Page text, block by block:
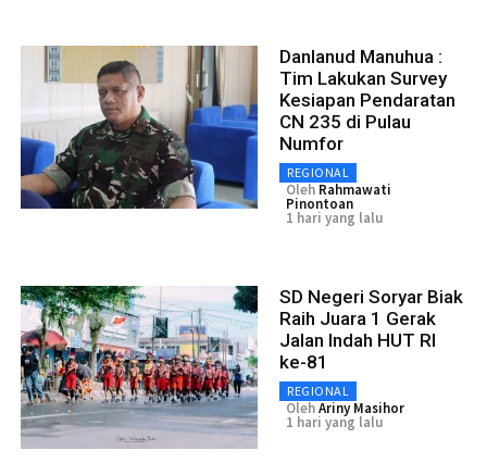
Danlanud Manuhua :
Tim Lakukan Survey
Kesiapan Pendaratan
CN 235 di Pulau
Numfor
REGIONAL
Oleh Rahmawati
Pinontoan
1 hari yang lalu
SD Negeri Soryar Biak
Raih Juara 1 Gerak
Jalan Indah HUT RI
ke-81
REGIONAL
OlehAriny Masihor
1 hari yang lalu